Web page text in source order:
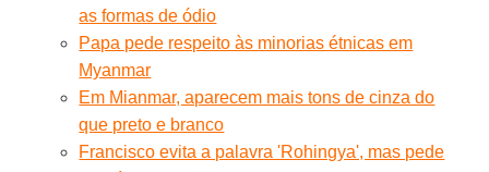
as formas de ódio
Papa pede respeito às minorias étnicas em
Myanmar
Em Mianmar, aparecem mais tons de cinza do
que preto e branco
Francisco evita a palavra 'Rohingya', mas pede